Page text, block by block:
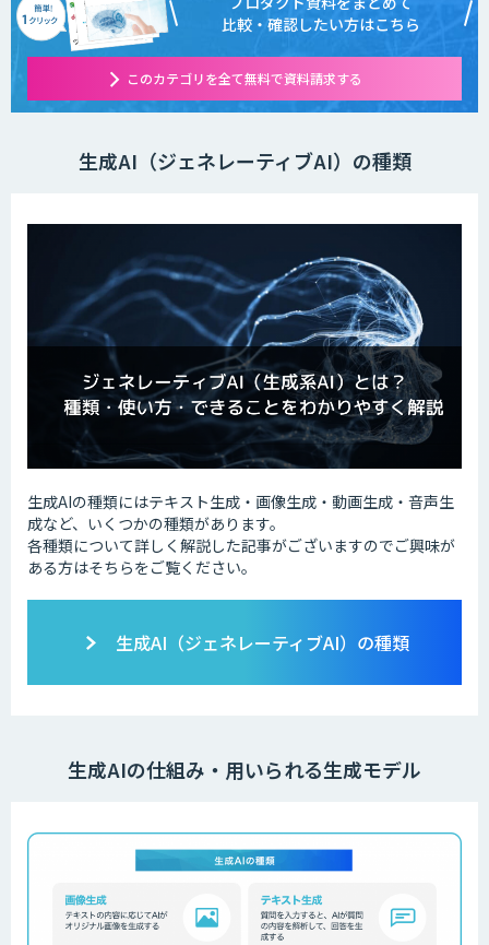
比較・確認したい方はこちら
このカテゴリを全て無料で資料請求する
生成AI（ジェネレーティブAI）の種類
生成AIの種類にはテキスト生成・画像生成・動画生成・音声生
成など、いくつかの種類があります。
各種類について詳しく解説した記事がございますのでご興味が
ある方はそちらをご覧ください。
生成AI（ジェネレーティブAI）の種類
生成AIの仕組み・用いられる生成モデル